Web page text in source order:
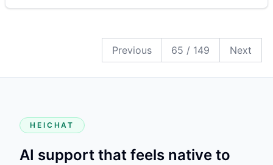
Previous 65 / 149 Next19
20
21
22
23
24
25
26
27
28
29
30
31
32
33
34
35
36
37
38
39
40
41
42
43
44
45
46
47
48
49
50
51
52
53
54
55
56
57
58
59
60
6162
63
64
65
66
67
68
69
70
88
89
90
91
92
93
94
95
96
97
98
99
100
101
102
103
104
105
106
107
108
109
110
111
112
113
114
115
116
117
118
119
120
121
122
123
124
125
126
127
128
129
130
131
132
133
134
135
136
137
138
139
140
141
142
143
144
145
146
147
148
149
HEICHAT
AI support that feels native to